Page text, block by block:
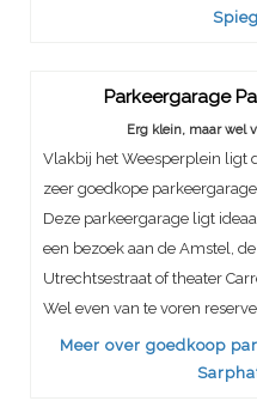
Parkeergarage
Erg klein, maar wel
Vlakbij het Weesperplein ligt
zeer goedkope parkeergarage.
Deze parkeergarage ligt
een bezoek aan de Amstel, de
Utrechtsestraat of theater
Wel even van te voren
Meer over goedkoop